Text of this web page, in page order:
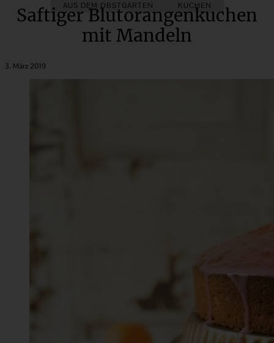
AUS DEM OBSTGARTEN KUCHEN
Saftiger Blutorangenkuchen
mit Mandeln
3. März 2019